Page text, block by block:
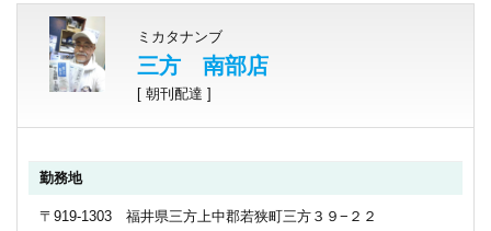
ミカタナンブ
三方 南部店
[ 朝刊配達 ]
勤務地
〒919-1303 福井県三方上中郡若狭町三方３９−２２